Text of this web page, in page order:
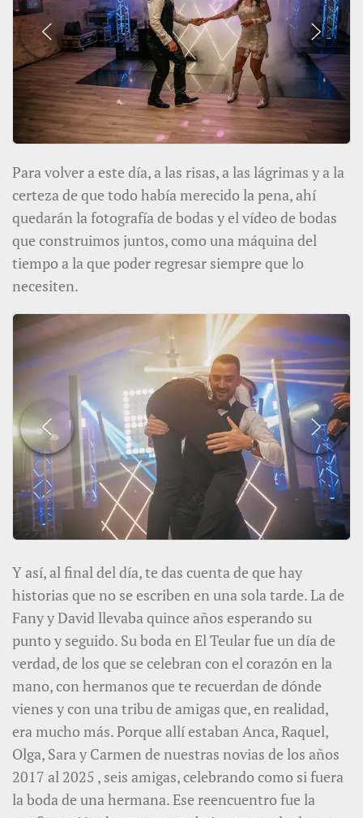
Para volver a este día, a las risas, a las lágrimas y a la
certeza de que todo había merecido la pena, ahí
quedarán la fotografía de bodas y el vídeo de bodas
que construimos juntos, como una máquina del
tiempo a la que poder regresar siempre que lo
necesiten.
Y así, al final del día, te das cuenta de que hay
historias que no se escriben en una sola tarde. La de
Fany y David llevaba quince años esperando su
punto y seguido. Su boda en El Teular fue un día de
verdad, de los que se celebran con el corazón en la
mano, con hermanos que te recuerdan de dónde
vienes y con una tribu de amigas que, en realidad,
era mucho más. Porque allí estaban Anca, Raquel,
Olga, Sara y Carmen de nuestras novias de los años
2017 al 2025 , seis amigas, celebrando como si fuera
la boda de una hermana. Ese reencuentro fue la